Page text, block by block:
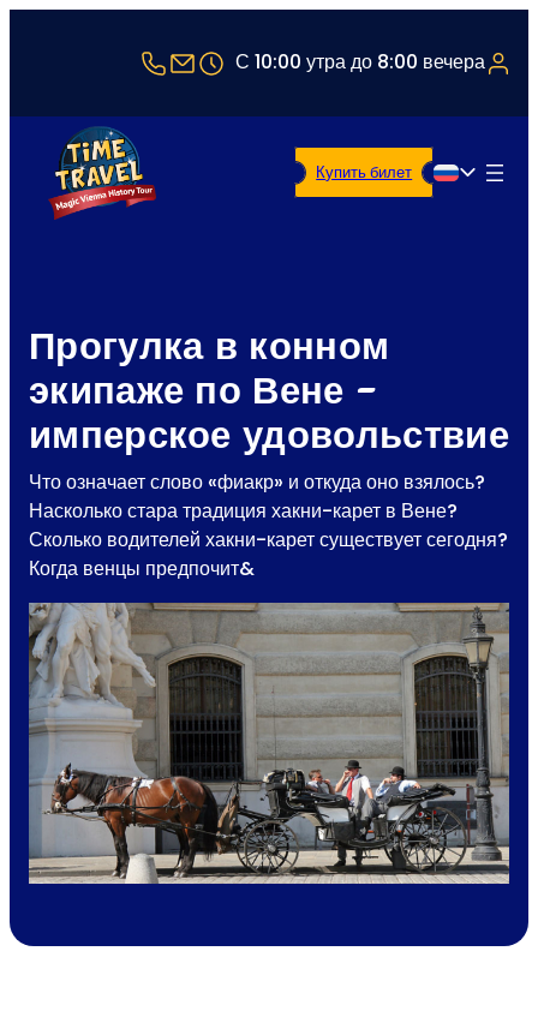
+43 1 5321514
office@timetravel-vienna.at
С 10:00 утра до 8:00 вечера
Русский
Купить билет
Прогулка в конном
экипаже по Вене -
имперское удовольствие
Что означает слово «фиакр» и откуда оно взялось?
Насколько стара традиция хакни-карет в Вене?
Сколько водителей хакни-карет существует сегодня?
Когда венцы предпочит&